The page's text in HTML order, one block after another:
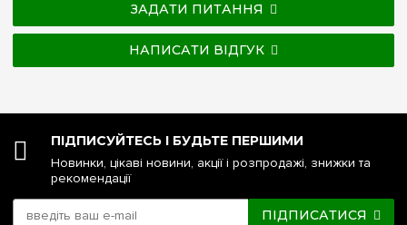
ЗАДАТИ ПИТАННЯ
НАПИСАТИ ВІДГУК
ПІДПИСУЙТЕСЬ І БУДЬТЕ ПЕРШИМИ
Новинки, цікаві новини, акції і розпродажі, знижки та
рекомендації
ПІДПИСАТИСЯ